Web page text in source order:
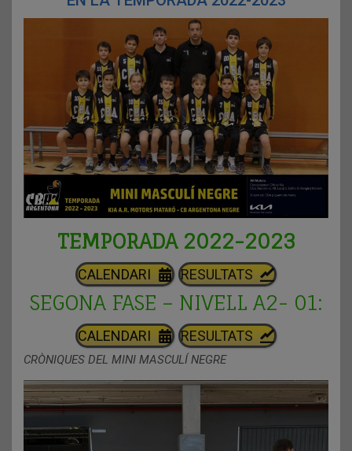
TEMPORADA 2022-2023
CALENDARI RESULTATS
SEGONA FASE – NIVELL A2- 01:
CALENDARI RESULTATS
CRÒNIQUES DEL MINI MASCULÍ NEGRE